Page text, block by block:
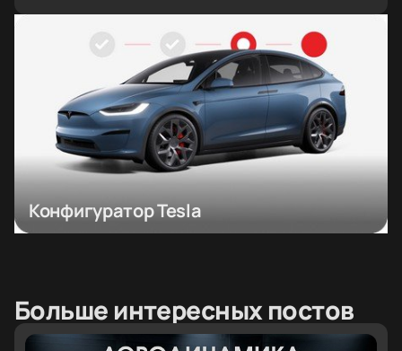
Конфигуратор Tesla
Больше интересных постов